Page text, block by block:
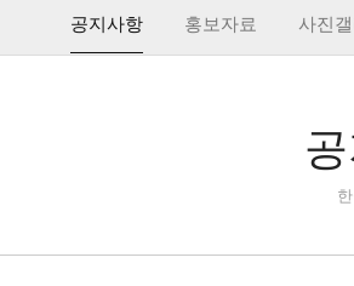
공지사항 홍보자료 사진